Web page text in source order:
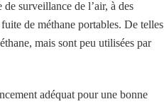
surveillance de l’air, à des
de méthane portables. De telles
mais sont peu utilisées par
adéquat pour une bonne